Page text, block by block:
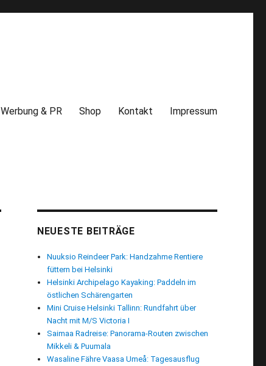
Werbung & PR Shop Kontakt Impressum
NEUESTE BEITRÄGE
Nuuksio Reindeer Park: Handzahme Rentiere
füttern bei Helsinki
Helsinki Archipelago Kayaking: Paddeln im
östlichen Schärengarten
Mini Cruise Helsinki Tallinn: Rundfahrt über
Nacht mit M/S Victoria I
Saimaa Radreise: Panorama-Routen zwischen
Mikkeli & Puumala
Wasaline Fähre Vaasa Umeå: Tagesausflug